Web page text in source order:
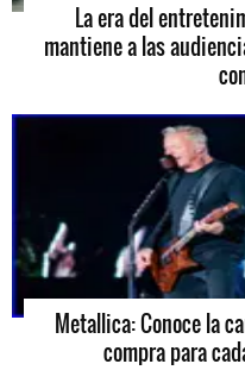
La era del
mantiene a las
Metallica: Conoce la
compra para